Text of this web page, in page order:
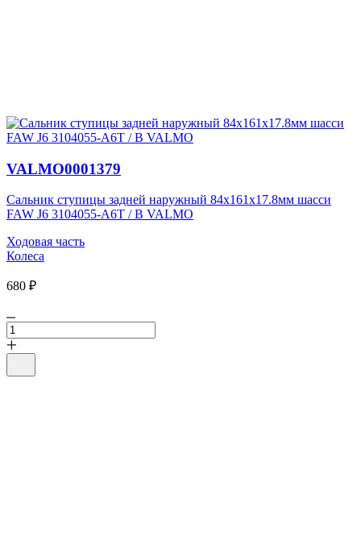
VALMO0001379
Сальник ступицы задней наружный 84х161х17.8мм шасси
FAW J6 3104055-A6T / B VALMO
Ходовая часть
Колеса
680 ₽